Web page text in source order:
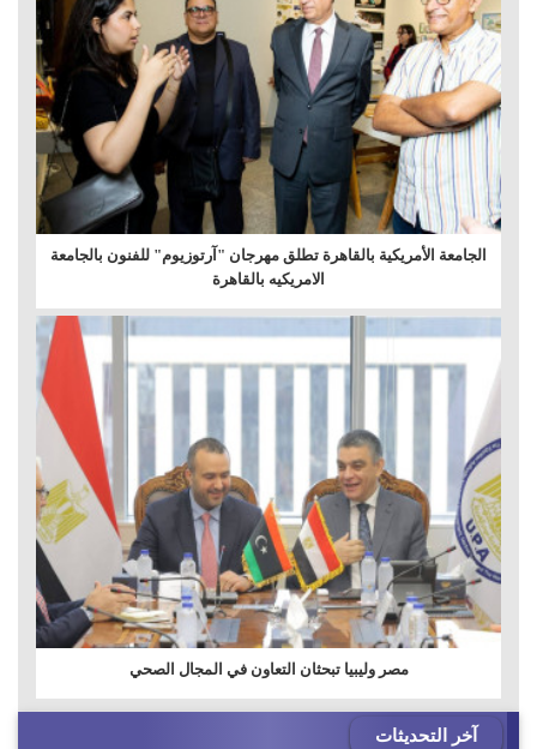
الجامعة الأمريكية بالقاهرة تطلق مهرجان "آرتوزيوم" للفنون بالجامعة
الامريكيه بالقاهرة
مصر وليبيا تبحثان التعاون في المجال الصحي
آخر التحديثات